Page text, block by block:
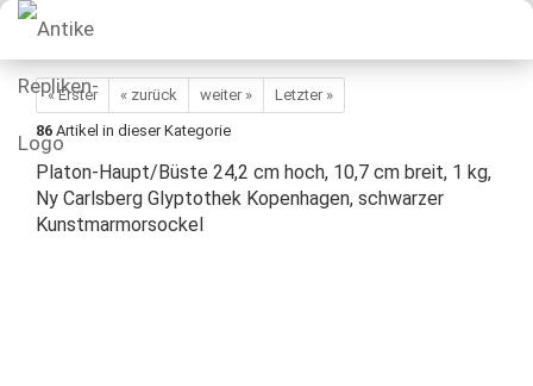
« Erster « zurück weiter »
Letzter »
86 Artikel in dieser Kategorie
Platon-Haupt/Büste 24,2 cm hoch, 10,7 cm breit, 1 kg,
Ny Carlsberg Glyptothek Kopenhagen, schwarzer
Kunstmarmorsockel